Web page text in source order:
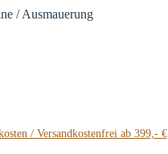
/ Ausmauerung
/ Versandkostenfrei ab 399,- €